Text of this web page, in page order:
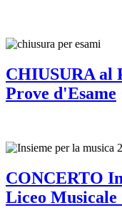
CHIUSURA al
Prove d'Esame
CONCERTO
Liceo Musicale